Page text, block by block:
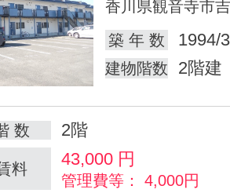
香川県観音寺市
築 年 数
1994/
建物階数 2階建
数 2階
料 43,000 円
管理費等： 4,000円